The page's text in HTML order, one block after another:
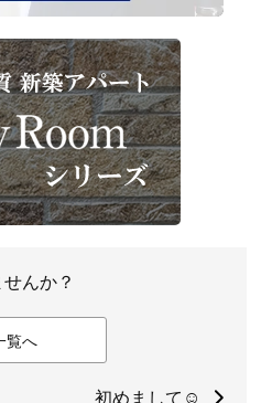
んか？
覧へ
初めまして☺